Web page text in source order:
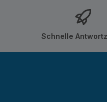
Schnelle